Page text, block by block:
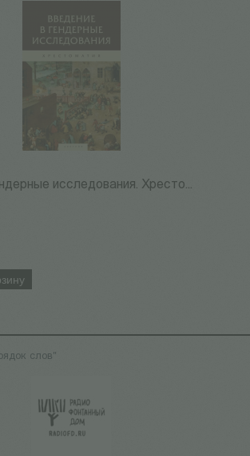
исследования. Хресто...
слов"